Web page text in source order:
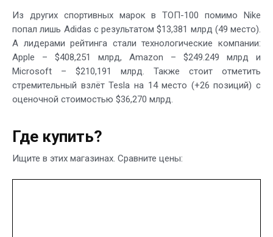
Из других спортивных марок в ТОП-100 помимо Nike
попал лишь Adidas с результатом $13,381 млрд (49 место).
А лидерами рейтинга стали технологические компании:
Apple – $408,251 млрд, Amazon – $249.249 млрд и
Microsoft – $210,191 млрд. Также стоит отметить
стремительный взлёт Tesla на 14 место (+26 позиций) с
оценочной стоимостью $36,270 млрд.
Где купить?
Ищите в этих магазинах. Сравните цены: